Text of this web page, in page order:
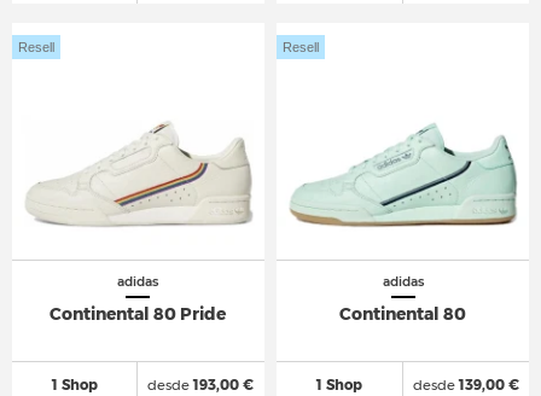
adidas
Continental 80 Pride
1 Shop
Resell
desde193,00 €
adidas
Continental 80
1 Shop
Resell
desde139,00 €